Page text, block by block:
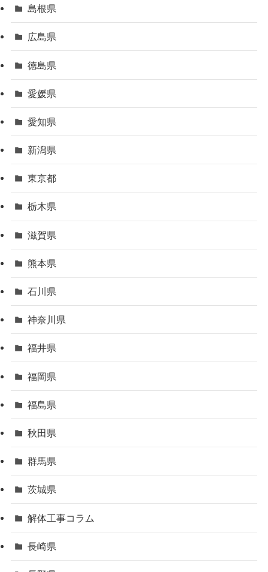
島根県
広島県
徳島県
愛媛県
愛知県
新潟県
東京都
栃木県
滋賀県
熊本県
石川県
神奈川県
福井県
福岡県
福島県
秋田県
群馬県
茨城県
解体工事コラム
長崎県